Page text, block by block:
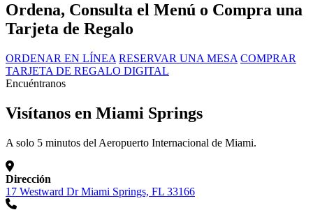
Ordena, Consulta el Menú o Compra una
Tarjeta de Regalo
ORDENAR EN LÍNEA RESERVAR UNA MESA COMPRAR
TARJETA DE REGALO DIGITAL
Encuéntranos
Visítanos en Miami Springs
A solo 5 minutos del Aeropuerto Internacional de Miami.
Dirección
17 Westward Dr Miami Springs, FL 33166